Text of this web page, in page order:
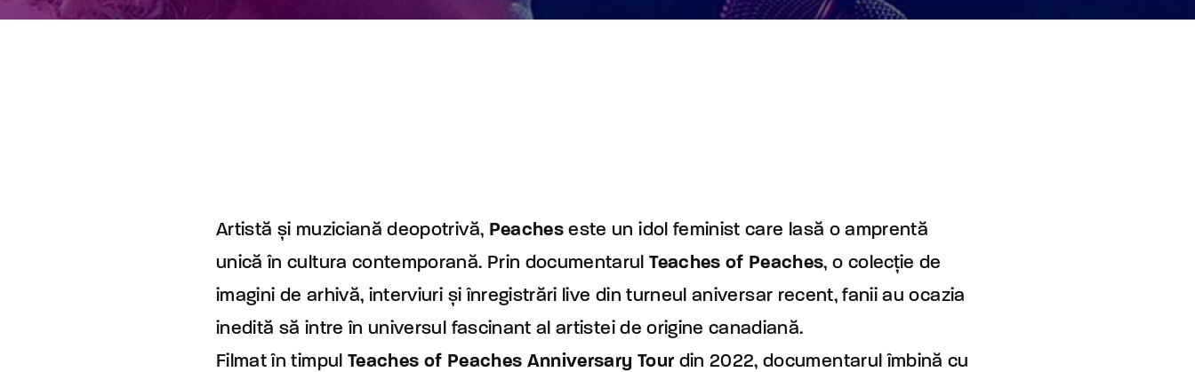
Artistă și muziciană deopotrivă, Peaches este un idol feminist care lasă o amprentă
unică în cultura contemporană. Prin documentarulTeaches of Peaches, o colecție de
imagini de arhivă, interviuri și înregistrări live din turneul aniversar recent, fanii au ocazia
inedită să intre în universul fascinant al artistei de origine canadiană.
Filmat în timpul Teaches of Peaches Anniversary Tour din 2022, documentarul îmbină cu